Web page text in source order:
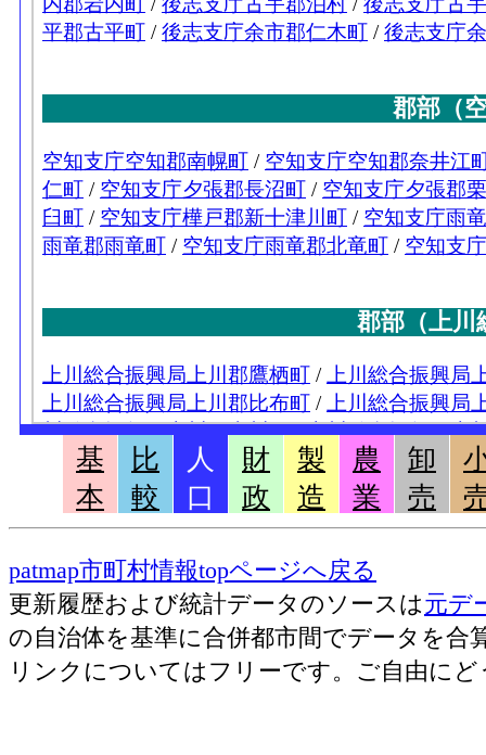
基
本
比
較
人
口
財
政
製
造
農
業
卸
売
patmap市町村情報topページへ戻る
更新履歴および統計データのソースは元デ
の自治体を基準に合併都市間でデータを合
リンクについてはフリーです。ご自由にど